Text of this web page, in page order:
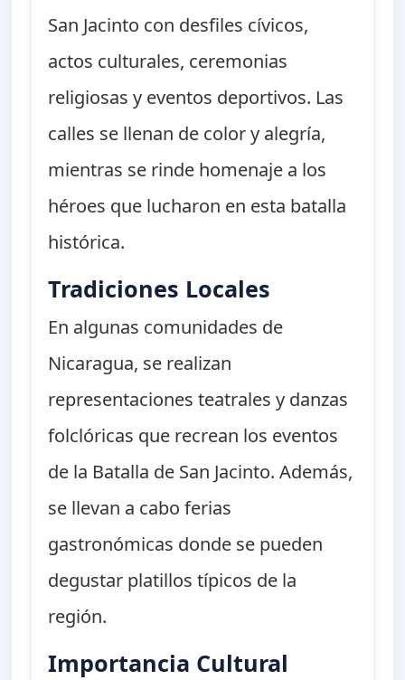
San Jacinto con desfiles cívicos,
actos culturales, ceremonias
religiosas y eventos deportivos. Las
calles se llenan de color y alegría,
mientras se rinde homenaje a los
héroes que lucharon en esta batalla
histórica.
Tradiciones Locales
En algunas comunidades de
Nicaragua, se realizan
representaciones teatrales y danzas
folclóricas que recrean los eventos
de la Batalla de San Jacinto. Además,
se llevan a cabo ferias
gastronómicas donde se pueden
degustar platillos típicos de la
región.
Importancia Cultural